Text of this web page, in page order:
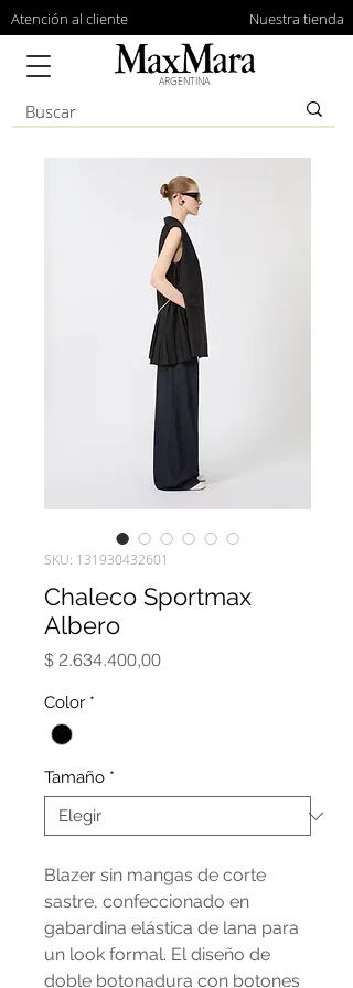
Atención al cliente Nuestra tienda
ARGENTINA
SKU: 131930432601
Chaleco Sportmax
Albero
$ 2.634.400,00Precio
Color *
Tamaño *
Blazer sin mangas de corte
sastre, confeccionado en
gabardina elástica de lana para
un look formal. El diseño de
doble botonadura con botones